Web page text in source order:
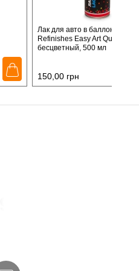
Лак для авто в баллончике
Refinishes Easy Art Quick
бесцветный, 500 мл
150,00 грн